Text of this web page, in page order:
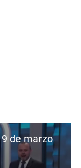
de marzo